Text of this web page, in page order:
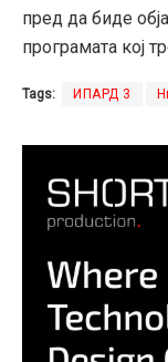
пред да биде
програмата кој
Tags: ИПАРД 3